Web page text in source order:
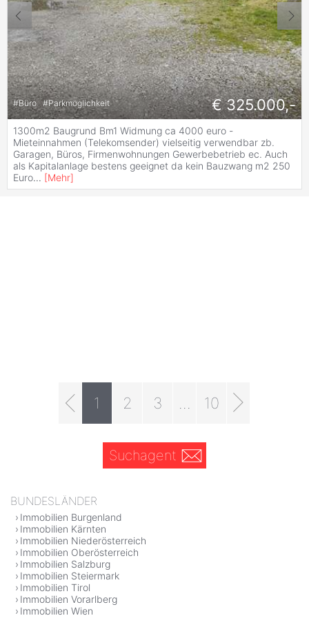
#Büro #Parkmöglichkeit € 325.000,-
1300m2 Baugrund Bm1 Widmung ca 4000 euro -
Mieteinnahmen (Telekomsender) vielseitig verwendbar zb.
Garagen, Büros, Firmenwohnungen Gewerbebetrieb ec. Auch
als Kapitalanlage bestens geeignet da kein Bauzwang m2 250
Euro... [Mehr]
1 2 3 10
Suchagent
BUNDESLÄNDER
Immobilien Burgenland
Immobilien Kärnten
Immobilien Niederösterreich
Immobilien Oberösterreich
Immobilien Salzburg
Immobilien Steiermark
Immobilien Tirol
Immobilien Vorarlberg
Immobilien Wien